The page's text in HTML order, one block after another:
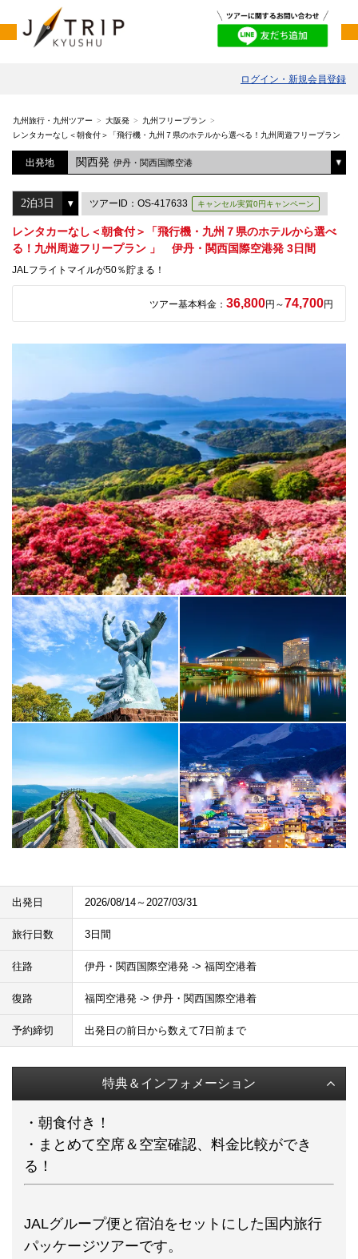
ログイン・新規会員登録
九州旅行・九州ツアー 大阪発
九州フリープラン
レンタカーなし＜朝食付＞「飛行機・九州７県のホテルから選べる！九州周遊フリープラン
出発地 関西発 伊丹・関西国際空港
ツアーID：OS-417633 キャンセル実質0円キャンペーン
レンタカーなし＜朝食付＞「飛行機・九州７県のホテルから選べ
る！九州周遊フリープラン 」 伊丹・関西国際空港発 3日間
JALフライトマイルが50％貯まる！
ツアー基本料金： 36,800円～74,700円
出発日 2026/08/14～2027/03/31
旅行日数 3日間
往路 伊丹・関西国際空港発 -> 福岡空港着
復路 福岡空港発 -> 伊丹・関西国際空港着
予約締切 出発日の前日から数えて7日前まで
特典＆インフォメーション
・朝食付き！
・まとめて空席＆空室確認、料金比較ができ
る！
JALグループ便と宿泊をセットにした国内旅行
パッケージツアーです。